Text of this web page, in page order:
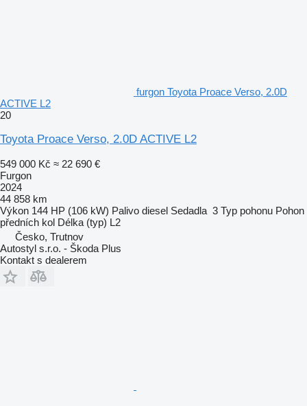
furgon Toyota Proace Verso, 2.0D
ACTIVE L2
20
Toyota Proace Verso, 2.0D ACTIVE L2
549 000 Kč ≈ 22 690 €
Furgon
2024
44 858 km
Výkon 144 HP (106 kW) Palivo diesel Sedadla 3 Typ pohonu Pohon
předních kol Délka (typ) L2
Česko, Trutnov
Autostyl s.r.o. - Škoda Plus
Kontakt s dealerem